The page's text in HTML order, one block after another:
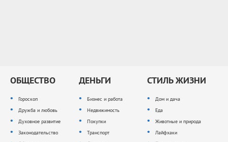
ОБЩЕСТВО
Гороскоп
Дружба и любовь
Духовное развитие
Законодательство
ДЕНЬГИ
Бизнес и работа
Недвижимость
Покупки
Транспорт
СТИЛЬ ЖИЗНИ
Дом и дача
Еда
Животные и природа
Лайфхаки